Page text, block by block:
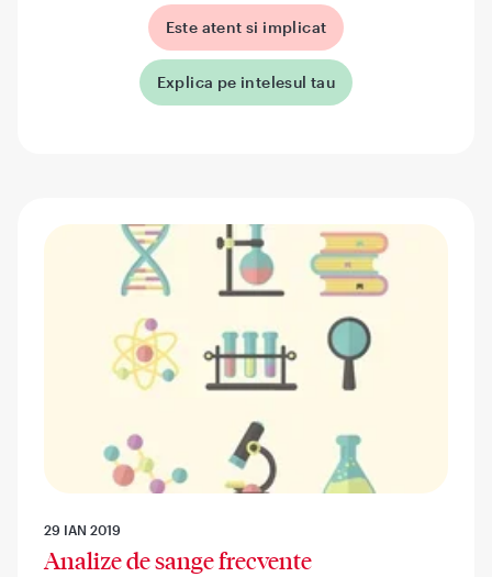
Este atent si implicat
Explica pe intelesul tau
29 IAN 2019
Analize de sange frecvente